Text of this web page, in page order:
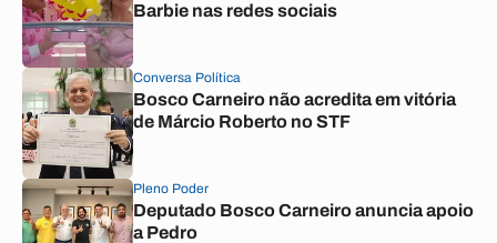
Barbie nas redes sociais
Conversa Política
Bosco Carneiro não acredita em vitória
de Márcio Roberto no STF
Pleno Poder
Deputado Bosco Carneiro anuncia apoio
a Pedro